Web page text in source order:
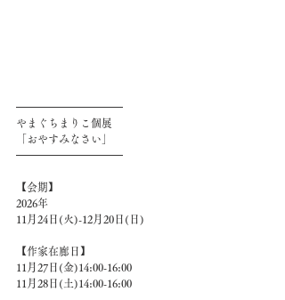
━━━━━━━━━━
やまぐちまりこ個展
「おやすみなさい」
━━━━━━━━━━
【会期】
2026年
11月24日(火)-12月20日(日)
【作家在廊日】
11月27日(金)14:00-16:00
11月28日(土)14:00-16:00